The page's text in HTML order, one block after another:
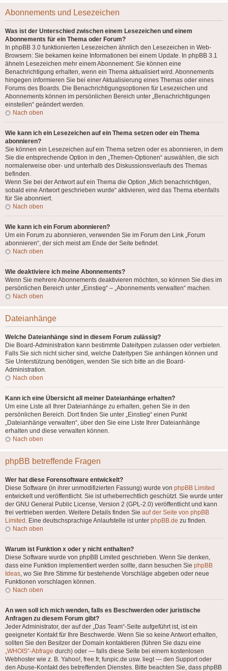
Abonnements und Lesezeichen
Was ist der Unterschied zwischen einem Lesezeichen und einem
Abonnements für ein Thema oder Forum?
In phpBB 3.0 funktionierten Lesezeichen ähnlich den Lesezeichen in Web-
Browsern: Sie bekamen keine Informationen bei einem Update. In phpBB 3.1
ähneln Lesezeichen mehr einem Abonnement: Sie können eine
Benachrichtigung erhalten, wenn ein Thema aktualisiert wird. Abonnements
hingegen informieren Sie bei einer Aktualisierung eines Themas oder eines
Forums des Boards. Die Benachrichtigungsoptionen für Lesezeichen und
Abonnements können im persönlichen Bereich unter „Benachrichtigungen
einstellen“ geändert werden.
Nach oben
Wie kann ich ein Lesezeichen auf ein Thema setzen oder ein Thema
abonnieren?
Sie können ein Lesezeichen auf ein Thema setzen oder es abonnieren, in dem
Sie die entsprechende Option in den „Themen-Optionen“ auswählen, die sich
normalerweise ober- und unterhalb des Diskussionsverlaufs des Themas
befinden.
Wenn Sie bei der Antwort auf ein Thema die Option „Mich benachrichtigen,
sobald eine Antwort geschrieben wurde“ aktivieren, wird das Thema ebenfalls
für Sie abonniert.
Nach oben
Wie kann ich ein Forum abonnieren?
Um ein Forum zu abonnieren, verwenden Sie im Forum den Link „Forum
abonnieren“, der sich meist am Ende der Seite befindet.
Nach oben
Wie deaktiviere ich meine Abonnements?
Wenn Sie mehrere Abonnements deaktivieren möchten, so können Sie dies im
persönlichen Bereich unter „Einstieg“ – „Abonnements verwalten“ machen.
Nach oben
Dateianhänge
Welche Dateianhänge sind in diesem Forum zulässig?
Die Board-Administration kann bestimmte Dateitypen zulassen oder verbieten.
Falls Sie sich nicht sicher sind, welche Dateitypen Sie anhängen können und
Sie Unterstützung benötigen, wenden Sie sich bitte an die Board-
Administration.
Nach oben
Kann ich eine Übersicht all meiner Dateianhänge erhalten?
Um eine Liste all Ihrer Dateianhänge zu erhalten, gehen Sie in den
persönlichen Bereich. Dort finden Sie unter „Einstieg“ einen Punkt
„Dateianhänge verwalten“, über den Sie eine Liste Ihrer Dateianhänge
erhalten und diese verwalten können.
Nach oben
phpBB betreffende Fragen
Wer hat diese Forensoftware entwickelt?
Diese Software (in ihrer unmodifizierten Fassung) wurde von phpBB Limited
entwickelt und veröffentlicht. Sie ist urheberrechtlich geschützt. Sie wurde unter
der GNU General Public License, Version 2 (GPL-2.0) veröffentlicht und kann
frei vertrieben werden. Weitere Details finden Sie auf der Seite von phpBB
Limited . Eine deutschsprachige Anlaufstelle ist unter phpBB.de zu finden.
Nach oben
Warum ist Funktion x oder y nicht enthalten?
Diese Software wurde von phpBB Limited geschrieben. Wenn Sie denken,
dass eine Funktion implementiert werden sollte, dann besuchen Sie phpBB
Ideas, wo Sie Ihre Stimme für bestehende Vorschläge abgeben oder neue
Funktionen vorschlagen können.
Nach oben
An wen soll ich mich wenden, falls es Beschwerden oder juristische
Anfragen zu diesem Forum gibt?
Jeder Administrator, der auf der „Das Team“-Seite aufgeführt ist, ist ein
geeigneter Kontakt für Ihre Beschwerde. Wenn Sie so keine Antwort erhalten,
sollten Sie den Besitzer der Domain kontaktieren (führen Sie dazu eine
„WHOIS“-Abfrage durch) oder — falls diese Seite bei einem kostenlosen
Webhoster wie z. B. Yahoo!, free.fr, funpic.de usw. liegt — den Support oder
den Abuse-Kontakt des betreffenden Dienstes. Bitte beachten Sie, dass phpBB